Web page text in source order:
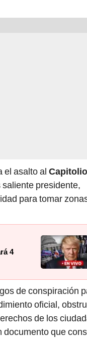
el asalto al Capitolio
presidente,
para tomar
4
de conspiración
oficial,
de los
documento que